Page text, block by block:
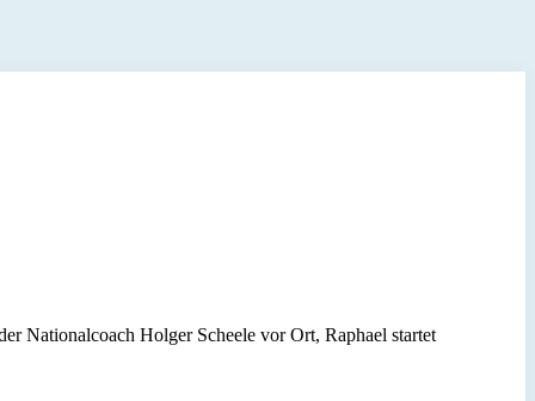
Nationalcoach Holger Scheele vor Ort, Raphael startet